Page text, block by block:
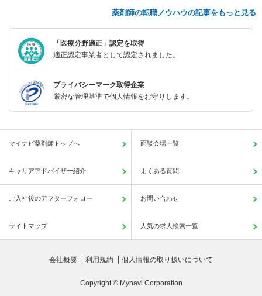
薬剤師の転職ノウハウの記事をもっと見る
「医療分野適正」認定を取得
適正認定事業者として認定されました。
プライバシーマーク取得企業
厳密な管理基準で個人情報をお守りします。
マイナビ薬剤師トップへ 面談会場一覧
キャリアアドバイザー紹介 よくある質問
ご入社後のアフターフォロー お問い合わせ
サイトマップ 人気の求人検索一覧
会社概要 利用規約 個人情報の取り扱いについて
Copyright © Mynavi Corporation